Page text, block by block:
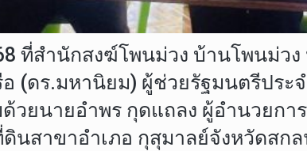
ที่สำนักสงฆ์โพนม่วง บ้านโพนม่ว
(ดร.มหานิยม) ผู้ช่วยรัฐมนตรีปร
วยนายอำพร กุดแถลง ผู้อำนวยก
นสาขาอำเภอ กุสุมาลย์จังหวัดสก